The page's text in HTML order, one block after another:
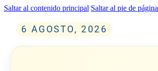
Saltar al contenido principal Saltar al pie de página
6 AGOSTO, 2026